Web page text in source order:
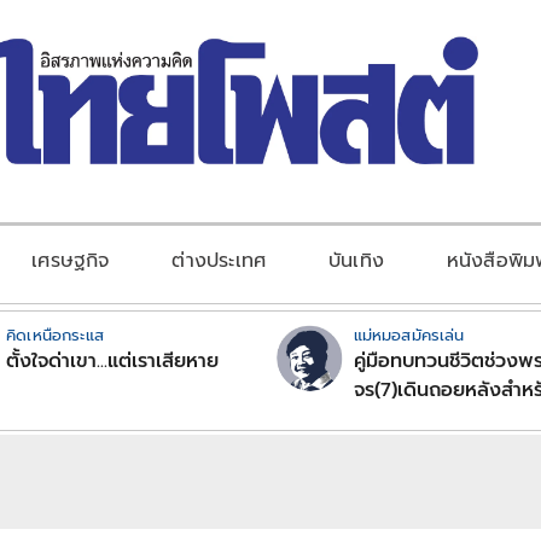
เศรษฐกิจ ต่างประเทศ บันเทิง หนังสือพิ
คิดเหนือกระแส
ตั้งใจด่าเขา...แต่เราเสียหาย
แม่หมอสมัครเล่น
คู่มือทบทวนชีวิตช่วงพร
จร(7)เดินถอยหลังสำ